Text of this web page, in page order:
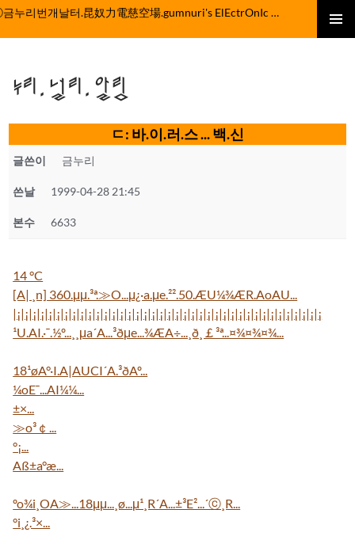
컨
뛰
기
ⓒ금누리번개날터.昆奴力電慈空場.gumnuri's ElEctrOnIc fActOrY
누리.널리.알림
ㄷ: 바.이.러.스 ... 백.신
글쓴이 금누리
쓴날 1999-04-28 21:45
본수 6633
14 °C
[A| ¸n] 360.μμ.³ª.≫O...μ¿·a.μe.²².50.ÆU¼¾ÆR.AoAU...
|¡|¡|¡|¡|¡|¡|¡|¡|¡|¡|¡|¡|¡|¡|¡|¡|¡|¡|¡|¡|¡|¡|¡|¡|¡|¡|¡|¡|¡|¡|¡|¡|¡|¡|¡|¡|¡|¡|¡
¹U.AI.·¯.½º...¸¸μa´A...³ðμe...¾ÆA÷...¸ð¸￡³ª...¤¾¤¾¤¾...
18¹øA°·I.A|AUCI´A.³ðAº...
¼oE¯...AI¼¼...
±×...
≫o³￠...
°¡...
Aß±a°æ...
ºo¾i¸OA≫...18μμ...¸ø...μ¹¸R´A...±³E²...´ⓒ¸R...
°i¸¿.³×...